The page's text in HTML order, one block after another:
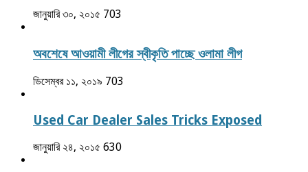
জানুয়ারি ৩০, ২০১৫ 703
অবশেষে আওয়ামী লীগের স্বীকৃতি পাচ্ছে ওলামা লীগ
ডিসেম্বর ১১, ২০১৯ 703
Used Car Dealer Sales Tricks Exposed
জানুয়ারি ২৪, ২০১৫ 630